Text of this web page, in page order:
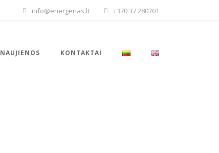
info@energenas.lt +370 37 280701
NAUJIENOS KONTAKTAI